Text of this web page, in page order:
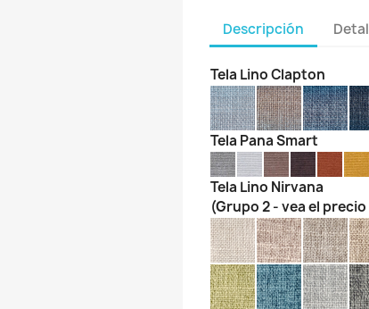
Descripción
Tela Lino Clapton
Tela Pana Smart
Tela Lino Nirvana
(Grupo 2 - vea el